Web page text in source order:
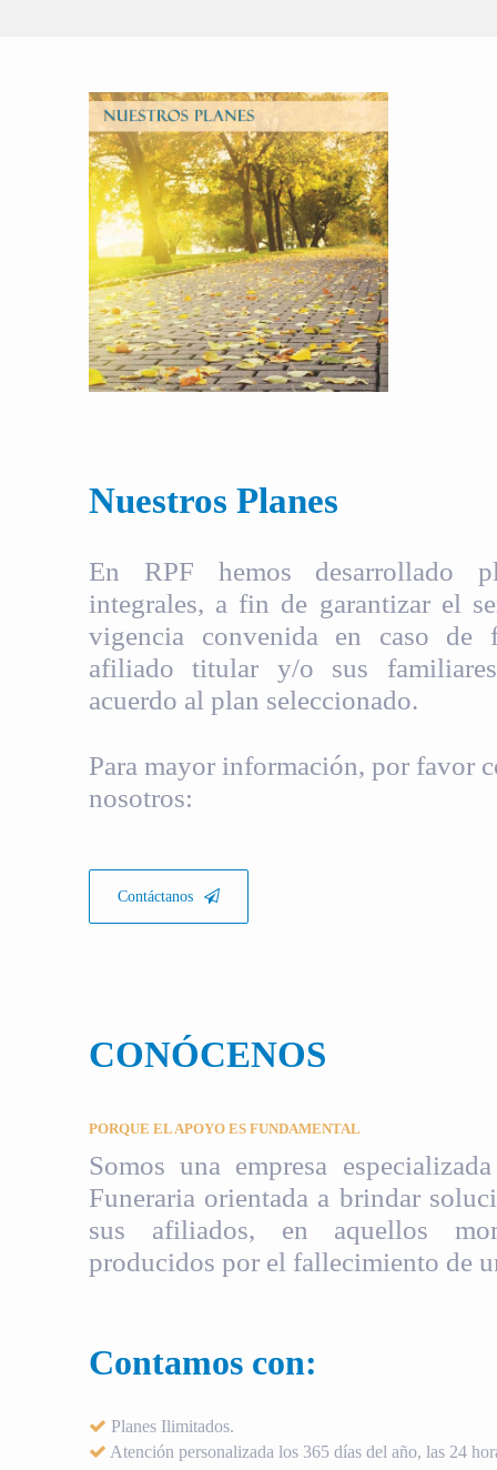
Nuestros Planes
En RPF hemos desarrollado
integrales, a fin de garantizar el
vigencia convenida en caso de
afiliado titular y/o sus
acuerdo al plan seleccionado.
Para mayor información, por favor
nosotros:
Contáctanos
CONÓCENOS
PORQUE EL APOYO ES FUNDAMENTAL
Somos una empresa
Funeraria orientada a brindar
sus afiliados, en aquellos
producidos por el fallecimiento de
Contamos con:
Planes Ilimitados.
Atención personalizada los 365 días del año, las 24